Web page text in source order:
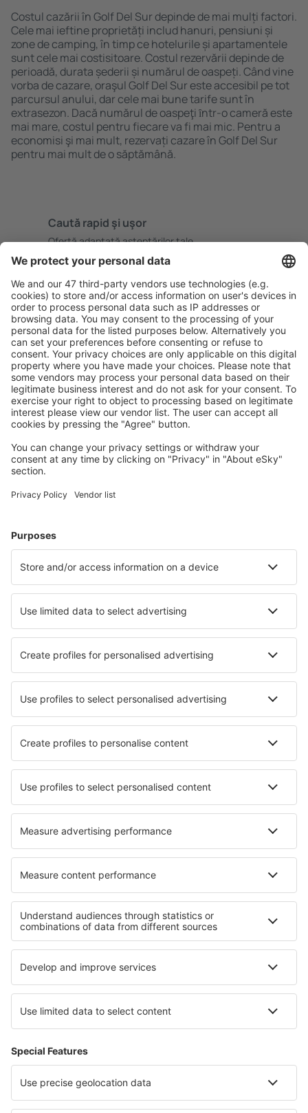
Costul cazării în Golf Del Sur depinde de mai mulți factori.
Cele mai ieftine proprietăți includ hanuri, pensiuni și
zone de camping, în timp ce hotelurile și apartamentele
sunt cele mai costisitoare. Costul rezervării depinde de
perioadă, durata șederii și numărul de oaspeți. Când vine
vorba de cazare, oraşul Golf Del Sur este accesibil pe tot
parcursul anului, dar cele mai bune tarife sunt în
extrasezon. Dacă numărul de oaspeţi ȋntr-o cameră este
mai mare, costul pentru fiecare va fi mai mic. Pentru a
economisi şi mai mult, rezervați cazare în Golf Del Sur
pentru mai mult de o săptămână.
Caută rapid şi uşor
Ofertă adaptată aşteptărilor tale.
Planifică ȋn siguranţă
Rezervare fără griji cu opțiune gratuită de anulare.
Economiseşte mai mult
Prețuri atractive și oferte speciale pentru utilizatorii
conectați.
Cazarea preferată
Alege din peste 1,3 mil. de opţiuni: hoteluri, cabane,
Cele mai căutate cazări de către utilizatorii eSky
Cazare în Barcelona
Cazare în Marbella Cazare în Malaga
Cazare în Mojacar Cazare în Begur
Cazare în La Orotava Cazare în Platja d'Aro
Cele mai bune locuri de cazare - orașe
Cazare în Chaumont Cazare Kondapur
Cazare în Păltiniș Cazare în Fauske
Cazare în Bialobrzegi Cazare în Chanhassen
Cele mai bune locuri de cazare - regiuni
Cazare in Gran Canaria Cazare in Formentera
Cazare în Costa Adeje Cazare în Sierra Nevada
Cazare in Costa de Almeria Cazare în Parcul Național Banff
Cazare in Slovak Tatras Cazare in Insula Hvar